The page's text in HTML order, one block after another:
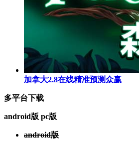
加拿大2.8在线精准预测众赢
多平台下载
android版 pc版
android版